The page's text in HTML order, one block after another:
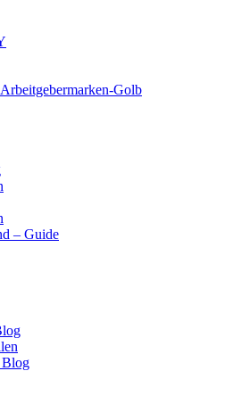
Golb
– Guide
Blog